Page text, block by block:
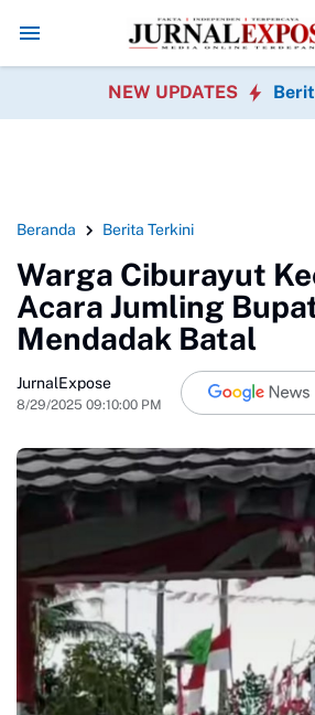
SAR Gabungan Evakuasi 2 Jenazah
NEW UPDATES
Beranda Berita Terkini
Warga Ciburayut
Acara Jumling
Mendadak Batal
JurnalExpose
8/29/2025 09:10:00 PM